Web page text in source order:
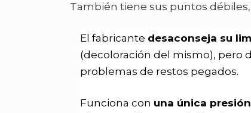
También tiene sus puntos
El fabricante desaconseja su
(decoloración del mismo), pero
problemas de restos pegados.
Funciona con una única presión